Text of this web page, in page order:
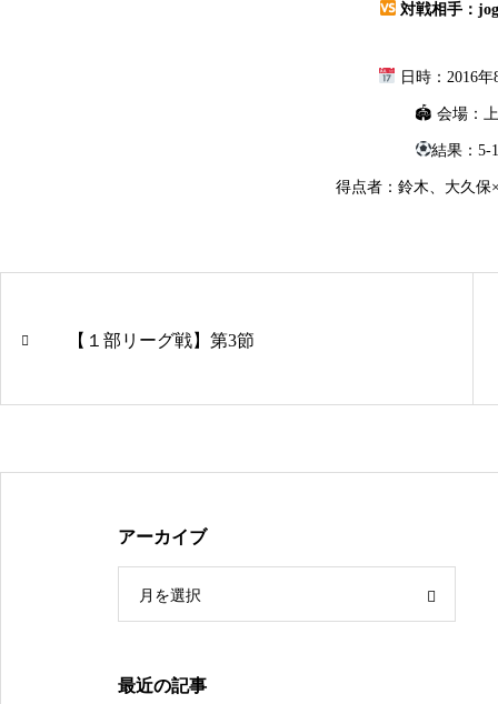
対戦相手：
日時：2016
🏟 会場：
結果：5-
得点者：鈴木、大久保
【１部リーグ戦】第3節
アーカイブ
月を選択
最近の記事